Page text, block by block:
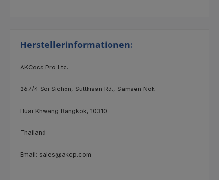
Herstellerinformationen:
AKCess Pro Ltd.
267/4 Soi Sichon, Sutthisan Rd., Samsen Nok
Huai Khwang Bangkok, 10310
Thailand
Email: sales@akcp.com